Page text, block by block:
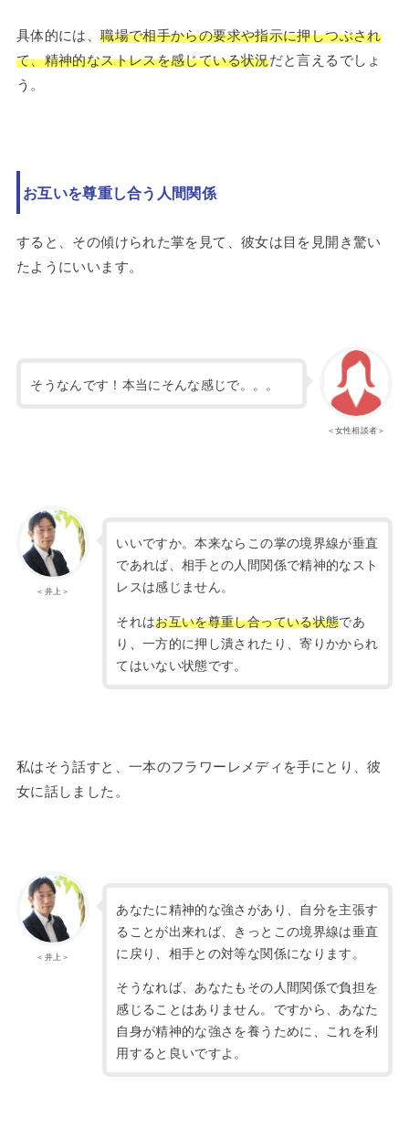
具体的には、職場で相手からの要求や指示に押しつぶされ
て、精神的なストレスを感じている状況だと言えるでしょ
う。
お互いを尊重し合う人間関係
すると、その傾けられた掌を見て、彼女は目を見開き驚い
たようにいいます。
＜女性相談者＞
そうなんです！本当にそんな感じで。。。
＜井上＞
いいですか。本来ならこの掌の境界線が垂直
であれば、相手との人間関係で精神的なスト
レスは感じません。
それはお互いを尊重し合っている状態であ
り、一方的に押し潰されたり、寄りかかられ
てはいない状態です。
私はそう話すと、一本のフラワーレメディを手にとり、彼
女に話しました。
＜井上＞
あなたに精神的な強さがあり、自分を主張す
ることが出来れば、きっとこの境界線は垂直
に戻り、相手との対等な関係になります。
そうなれば、あなたもその人間関係で負担を
感じることはありません。ですから、あなた
自身が精神的な強さを養うために、これを利
用すると良いですよ。